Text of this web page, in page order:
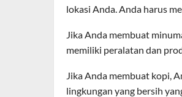
lokasi Anda. Anda harus
Jika Anda membuat
memiliki peralatan dan
Jika Anda membuat kopi,
lingkungan yang bersih